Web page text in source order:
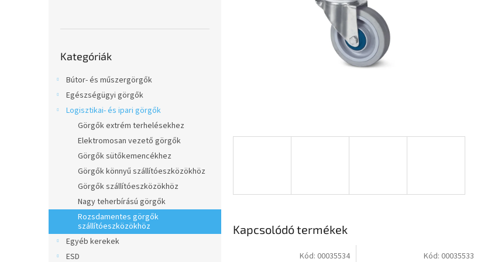
átugrása
Kategóriák
Bútor- és műszergörgők
Egészségügyi görgők
Logisztikai- és ipari görgők
Görgők extrém terhelésekhez
Elektromosan vezető görgők
Görgők sütőkemencékhez
Görgők könnyű szállítóeszközökhöz
Görgők szállítóeszközökhöz
Nagy teherbírású görgők
Rozsdamentes görgők
szállítóeszközökhöz
Egyéb kerekek
ESD
Kapcsolódó termékek
Kód: 00035534 Kód: 00035533